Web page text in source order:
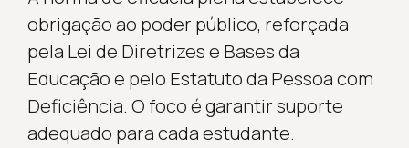
obrigação ao poder público, reforçada
pela Lei de Diretrizes e Bases da
Educação e pelo Estatuto da Pessoa com
Deficiência. O foco é garantir suporte
adequado para cada estudante.